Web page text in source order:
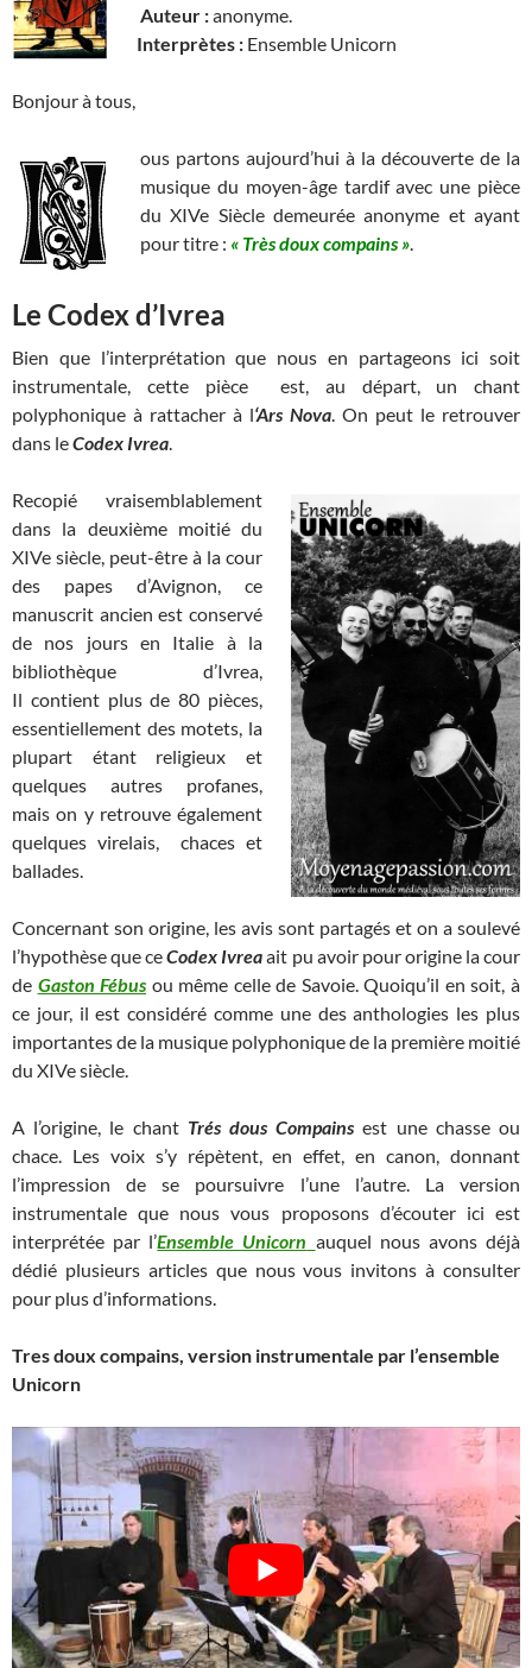
Auteur :anonyme.
Interprètes : Ensemble Unicorn
Bonjour à tous,
ous partons aujourd’hui à la découverte de la
musique du moyen-âge tardif avec une pièce
du XIVe Siècle demeurée anonyme et ayant
pour titre : « Très doux compains ».
Le Codex d’Ivrea
Bien que l’interprétation que nous en partageons ici soit
instrumentale, cette pièce est, au départ, un chant
polyphonique à rattacher à l‘Ars Nova. On peut le retrouver
dans leCodex Ivrea.
Recopié vraisemblablement
dans la deuxième moitié du
XIVe siècle, peut-être à la cour
des papes d’Avignon, ce
manuscrit ancien est conservé
de nos jours en Italie à la
bibliothèque d’Ivrea,
Il contient plus de 80 pièces,
essentiellement des motets, la
plupart étant religieux et
quelques autres profanes,
mais on y retrouve également
quelques virelais, chaces et
ballades.
Concernant son origine, les avis sont partagés et on a soulevé
l’hypothèse que ceCodex Ivreaait pu avoir pour origine la cour
de Gaston Fébus ou même celle de Savoie. Quoiqu’il en soit, à
ce jour, il est considéré comme une des anthologies les plus
importantes de la musique polyphonique de la première moitié
du XIVe siècle.
A l’origine, le chant Trés dous Compains est une chasse ou
chace. Les voix s’y répètent, en effet, en canon, donnant
l’impression de se poursuivre l’une l’autre. La version
instrumentale que nous vous proposons d’écouter ici est
interprétée par l’Ensemble Unicorn auquel nous avons déjà
dédié plusieurs articles que nous vous invitons à consulter
pour plus d’informations.
Tres doux compains, version instrumentale par l’ensemble
Unicorn